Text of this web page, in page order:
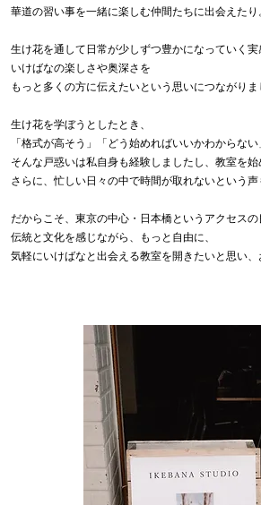
華道の習い事を一緒に楽しむ仲間たちに出会えたり
生け花を通して日常が少しずつ豊かになっていく実
いけばなの楽しさや奥深さを
もっと多くの方に伝えたいという思いにつながりま
生け花を学ぼうとしたとき、
「格式が高そう」「どう始めればいいかわからない
そんな戸惑いは私自身も経験しましたし、教室を始
さらに、忙しい日々の中で時間が取れないという声
だからこそ、東京の中心・日本橋というアクセスの
伝統と文化を感じながら、もっと自由に、
気軽にいけばなと出会える教室を開きたいと思い、